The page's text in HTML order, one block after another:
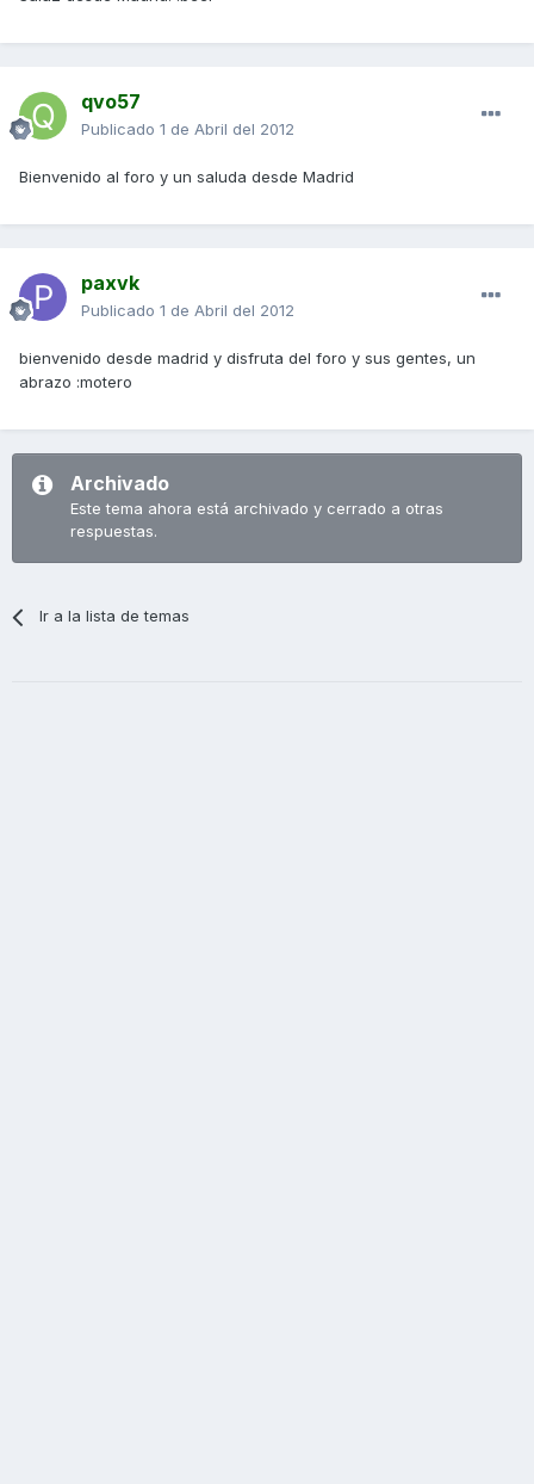
qvo57
Publicado 1 de Abril del 2012
Bienvenido al foro y un saluda desde Madrid
paxvk
Publicado 1 de Abril del 2012
bienvenido desde madrid y disfruta del foro y sus gentes, un
abrazo :motero
Archivado
Este tema ahora está archivado y cerrado a otras
respuestas.
Ir a la lista de temas